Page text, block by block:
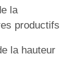
la
productifs
la hauteur